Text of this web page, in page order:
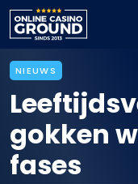
NIEUWS
gokken
fases